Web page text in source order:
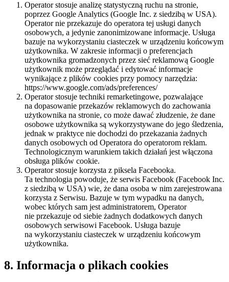
Operator stosuje analizę statystyczną ruchu na stronie,
poprzez Google Analytics (Google Inc. z siedzibą w USA).
Operator nie przekazuje do operatora tej usługi danych
osobowych, a jedynie zanonimizowane informacje. Usługa
bazuje na wykorzystaniu ciasteczek w urządzeniu końcowym
użytkownika. W zakresie informacji o preferencjach
użytkownika gromadzonych przez sieć reklamową Google
użytkownik może przeglądać i edytować informacje
wynikające z plików cookies przy pomocy narzędzia:
https://www.google.com/ads/preferences/
Operator stosuje techniki remarketingowe, pozwalające
na dopasowanie przekazów reklamowych do zachowania
użytkownika na stronie, co może dawać złudzenie, że dane
osobowe użytkownika są wykorzystywane do jego śledzenia,
jednak w praktyce nie dochodzi do przekazania żadnych
danych osobowych od Operatora do operatorom reklam.
Technologicznym warunkiem takich działań jest włączona
obsługa plików cookie.
Operator stosuje korzysta z piksela Facebooka.
Ta technologia powoduje, że serwis Facebook (Facebook Inc.
z siedzibą w USA) wie, że dana osoba w nim zarejestrowana
korzysta z Serwisu. Bazuje w tym wypadku na danych,
wobec których sam jest administratorem, Operator
nie przekazuje od siebie żadnych dodatkowych danych
osobowych serwisowi Facebook. Usługa bazuje
na wykorzystaniu ciasteczek w urządzeniu końcowym
użytkownika.
8. Informacja o plikach cookies